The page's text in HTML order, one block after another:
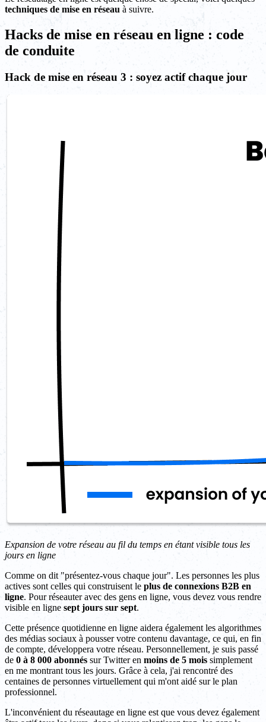
techniques de mise en réseau à suivre.
Hacks de mise en réseau en ligne : code
de conduite
Hack de mise en réseau 3 : soyez actif chaque jour
Expansion de votre réseau au fil du temps en étant visible tous les
jours en ligne
Comme on dit "présentez-vous chaque jour". Les personnes les plus
actives sont celles qui construisent le plus de connexions B2B en
ligne. Pour réseauter avec des gens en ligne, vous devez vous rendre
visible en ligne sept jours sur sept.
Cette présence quotidienne en ligne aidera également les algorithmes
des médias sociaux à pousser votre contenu davantage, ce qui, en fin
de compte, développera votre réseau. Personnellement, je suis passé
de 0 à 8 000 abonnés sur Twitter en moins de 5 mois simplement
en me montrant tous les jours. Grâce à cela, j'ai rencontré des
centaines de personnes virtuellement qui m'ont aidé sur le plan
professionnel.
L'inconvénient du réseautage en ligne est que vous devez également